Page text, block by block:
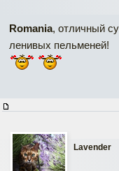
Romania, отличный
ленивых пельменей!
Lavender